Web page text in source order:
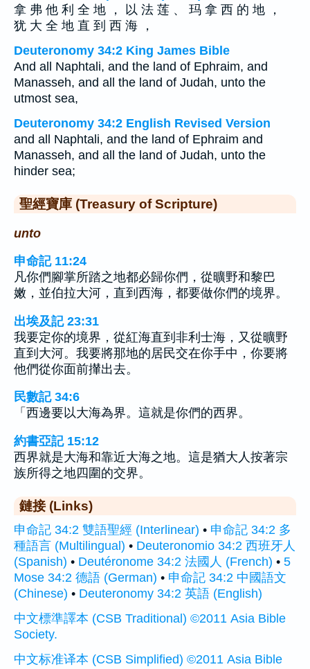
拿 弗 他 利 全 地 ， 以 法 莲 、 玛 拿 西 的 地 ，
犹 大 全 地 直 到 西 海 ，
Deuteronomy 34:2 King James Bible
And all Naphtali, and the land of Ephraim, and
Manasseh, and all the land of Judah, unto the
utmost sea,
Deuteronomy 34:2 English Revised Version
and all Naphtali, and the land of Ephraim and
Manasseh, and all the land of Judah, unto the
hinder sea;
聖經寶庫 (Treasury of Scripture)
unto
申命記 11:24
凡你們腳掌所踏之地都必歸你們，從曠野和黎巴
嫩，並伯拉大河，直到西海，都要做你們的境界。
出埃及記 23:31
我要定你的境界，從紅海直到非利士海，又從曠野
直到大河。我要將那地的居民交在你手中，你要將
他們從你面前攆出去。
民數記 34:6
「西邊要以大海為界。這就是你們的西界。
約書亞記 15:12
西界就是大海和靠近大海之地。這是猶大人按著宗
族所得之地四圍的交界。
鏈接 (Links)
申命記 34:2 雙語聖經 (Interlinear) • 申命記 34:2 多
種語言 (Multilingual) • Deuteronomio 34:2 西班牙人
(Spanish) • Deutéronome 34:2 法國人 (French) • 5
Mose 34:2 德語 (German) • 申命記 34:2 中國語文
(Chinese) • Deuteronomy 34:2 英語 (English)
中文標準譯本 (CSB Traditional) ©2011 Asia Bible
Society.
中文标准译本 (CSB Simplified) ©2011 Asia Bible